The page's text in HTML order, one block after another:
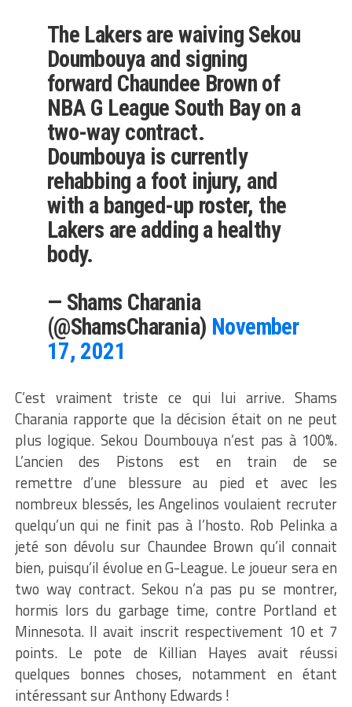
The Lakers are waiving Sekou
Doumbouya and signing
forward Chaundee Brown of
NBA G League South Bay on a
two-way contract.
Doumbouya is currently
rehabbing a foot injury, and
with a banged-up roster, the
Lakers are adding a healthy
body.
— Shams Charania
(@ShamsCharania) November
17, 2021
C’est vraiment triste ce qui lui arrive. Shams
Charania rapporte que la décision était on ne peut
plus logique. Sekou Doumbouya n’est pas à 100%.
L’ancien des Pistons est en train de se
remettre d’une blessure au pied et avec les
nombreux blessés, les Angelinos voulaient recruter
quelqu’un qui ne finit pas à l’hosto. Rob Pelinka a
jeté son dévolu sur Chaundee Brown qu’il connait
bien, puisqu’il évolue en G-League. Le joueur sera en
two way contract. Sekou n’a pas pu se montrer,
hormis lors du garbage time, contre Portland et
Minnesota. Il avait inscrit respectivement 10 et 7
points. Le pote de Killian Hayes avait réussi
quelques bonnes choses, notamment en étant
intéressant sur Anthony Edwards !